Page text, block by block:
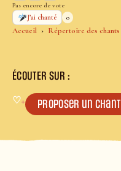
Accueil Répertoire des chants
Pas encore de vote
J’ai chanté
0
ÉCOUTER SUR :
♡+ Proposer un chant